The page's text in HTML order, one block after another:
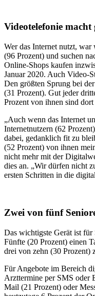
Videotelefonie
Wer das Internet nutzt, war
(96 Prozent) und suchen
Online-Shops kaufen
Januar 2020. Auch Video-
Den größten Sprung bei
(31 Prozent). Gut jeder
Prozent von ihnen sind
„Auch wenn das Internet
Internetnutzern (62
dabei, gedanklich fit zu
(52 Prozent) von ihnen
nicht mehr mit der
dies an. „Wir dürfen nicht
ersten Schritten in die
Zwei von fünf
Das wichtigste Gerät ist
Fünfte (20 Prozent) einen
drei von zehn (30 Prozent)
Für Angebote im Bereich
Arzttermine per SMS oder
Mail (21 Prozent) oder